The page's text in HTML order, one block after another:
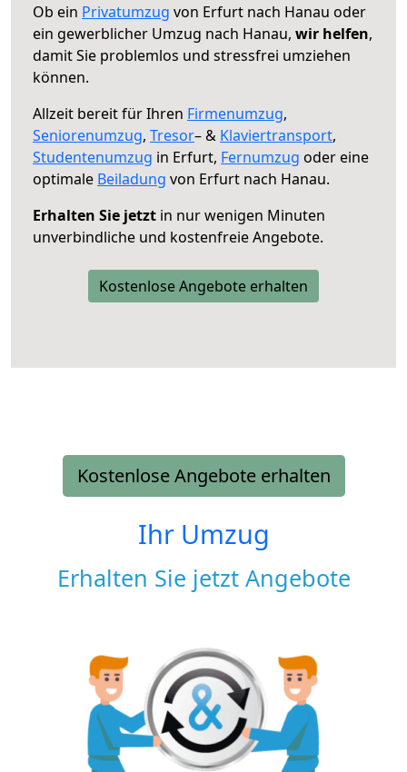
Ob ein Privatumzug von Erfurt nach Hanau oder
ein gewerblicher Umzug nach Hanau, wir helfen,
damit Sie problemlos und stressfrei umziehen
können.
Allzeit bereit für Ihren Firmenumzug,
Seniorenumzug, Tresor– & Klaviertransport,
Studentenumzug in Erfurt, Fernumzug oder eine
optimale Beiladung von Erfurt nach Hanau.
Erhalten Sie jetzt in nur wenigen Minuten
unverbindliche und kostenfreie Angebote.
Kostenlose Angebote erhalten
Kostenlose Angebote erhalten
Ihr Umzug
Erhalten Sie jetzt Angebote